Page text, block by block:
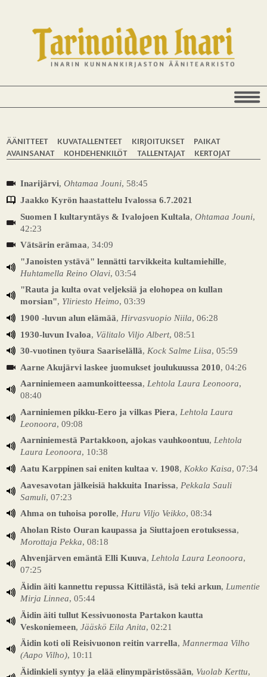
ÄÄNITTEET KUVATALLENTEET KIRJOITUKSET
PAIKAT
AVAINSANAT
KOHDEHENKILÖT TALLENTAJAT KERTOJAT
Inarijärvi, Ohtamaa Jouni, 58:45
Jaakko Kyrön haastattelu Ivalossa 6.7.2021
Suomen I kultaryntäys & Ivalojoen Kultala, Ohtamaa Jouni,
42:23
Vätsärin erämaa, 34:09
"Janoisten ystävä" lennätti tarvikkeita kultamiehille,
Huhtamella Reino Olavi, 03:54
"Rauta ja kulta ovat veljeksiä ja elohopea on kullan
morsian", Yliriesto Heimo, 03:39
1900 -luvun alun elämää, Hirvasvuopio Niila, 06:28
1930-luvun Ivaloa, Välitalo Viljo Albert, 08:51
30-vuotinen työura Saariselällä, Kock Salme Liisa, 05:59
Aarne Akujärvi laskee juomukset joulukuussa 2010, 04:26
Aarniniemeen aamunkoitteessa, Lehtola Laura Leonoora,
08:40
Aarniniemen pikku-Eero ja vilkas Piera, Lehtola Laura
Leonoora, 09:08
Aarniniemestä Partakkoon, ajokas vauhkoontuu, Lehtola
Laura Leonoora, 10:38
Aatu Karppinen sai eniten kultaa v. 1908, Kokko Kaisa, 07:34
Aavesavotan jälkeisiä hakkuita Inarissa, Pekkala Sauli
Samuli, 07:23
Ahma on tuhoisa porolle, Huru Viljo Veikko, 08:34
Aholan Risto Ouran kaupassa ja Siuttajoen erotuksessa,
Morottaja Pekka, 08:18
Ahvenjärven emäntä Elli Kuuva, Lehtola Laura Leonoora,
07:25
Äidin äiti kannettu repussa Kittilästä, isä teki arkun, Lumentie
Mirja Linnea, 05:44
Äidin äiti tullut Kessivuonosta Partakon kautta
Veskoniemeen, Jääskö Eila Anita, 02:21
Äidin koti oli Reisivuonon reitin varrella, Mannermaa Vilho
(Aapo Vilho), 10:11
Äidinkieli syntyy ja elää elinympäristössään, Vuolab Kerttu,